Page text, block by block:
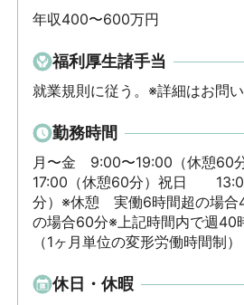
年収400〜600万円
福利厚生諸手当
就業規則に従う。※詳細はお問
勤務時間
月〜金　9:00〜19:00（休憩60
17:00（休憩60分）祝日　　
分）※休憩　実働6時間超の場
の場合60分※上記時間内で週40
（1ヶ月単位の変形労働時間制）
休日・休暇